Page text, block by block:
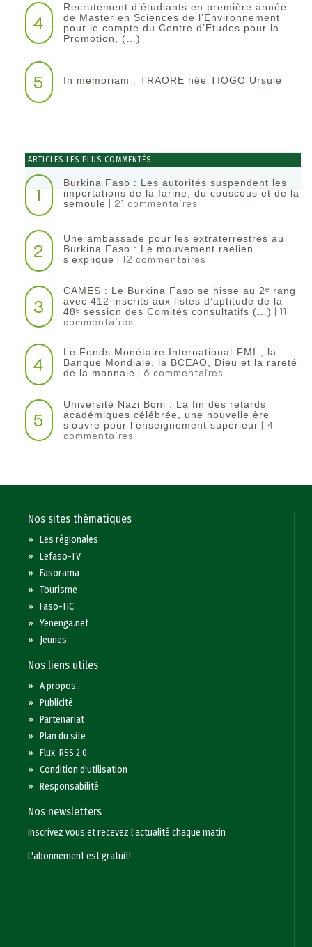
4
Recrutement d’étudiants en première année
de Master en Sciences de l’Environnement
pour le compte du Centre d’Etudes pour la
Promotion, (…)
5 In memoriam : TRAORE née TIOGO Ursule
ARTICLES LES PLUS COMMENTÉS
1
Burkina Faso : Les autorités suspendent les
importations de la farine, du couscous et de la
semoule | 21 commentaires
2
Une ambassade pour les extraterrestres au
Burkina Faso : Le mouvement raëlien
s’explique | 12 commentaires
3
CAMES : Le Burkina Faso se hisse au 2ᵉ rang
avec 412 inscrits aux listes d’aptitude de la
48ᵉ session des Comités consultatifs (…) | 11
commentaires
4
Le Fonds Monétaire International-FMI-, la
Banque Mondiale, la BCEAO, Dieu et la rareté
de la monnaie | 6 commentaires
5
Université Nazi Boni : La fin des retards
académiques célébrée, une nouvelle ère
s’ouvre pour l’enseignement supérieur | 4
commentaires
Nos sites thématiques
»Les régionales
»Lefaso-TV
»Fasorama
»Tourisme
»Faso-TIC
»Yenenga.net
» Jeunes
Nos liens utiles
»A propos...
»Publicité
»Partenariat
»Plan du site
»Flux RSS 2.0
»Condition d'utilisation
»Responsabilité
Nos newsletters
Inscrivez vous et recevez l'actualité chaque matin
L'abonnement est gratuit!